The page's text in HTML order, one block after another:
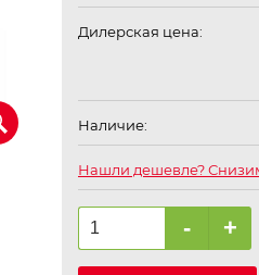
Дилерская цена:
Наличие:
Нашли дешевле?
- +